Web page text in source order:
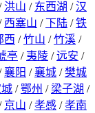
洪山 / 东西湖 /汉
西塞山 /下陆 /铁
西 /竹山 /竹溪 /
亭 / 夷陵 /远安 /
襄阳 /襄城 /樊城
/鄂州 / 梁子湖 /
京山 /孝感 /孝南